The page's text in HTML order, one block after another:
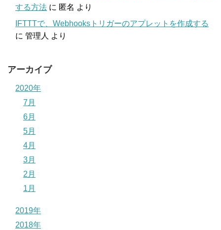
する方法 に 匿名 より
IFTTTで、Webhooksトリガーのアプレットを作成する
に 管理人 より
アーカイブ
2020年
7月
6月
5月
4月
3月
2月
1月
2019年
2018年